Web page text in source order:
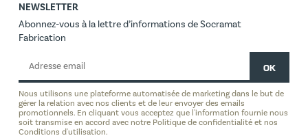
NEWSLETTER
Abonnez-vous à la lettre d’informations de Socramat
Fabrication
Nous utilisons une plateforme automatisée de marketing dans le but de
gérer la relation avec nos clients et de leur envoyer des emails
promotionnels. En cliquant vous acceptez que l'information fournie nous
soit transmise en accord avec notre Politique de confidentialité et nos
Conditions d'utilisation.